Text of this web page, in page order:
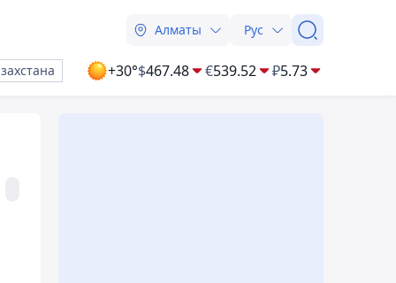
Алматы Рус
+30°$467.48 €539.52 ₽5.73